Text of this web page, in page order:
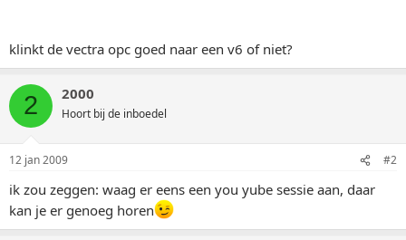
klinkt de vectra opc goed naar een v6 of niet?
2 2000
Hoort bij de inboedel
12 jan 2009 #2
ik zou zeggen: waag er eens een you yube sessie aan, daar
kan je er genoeg horen